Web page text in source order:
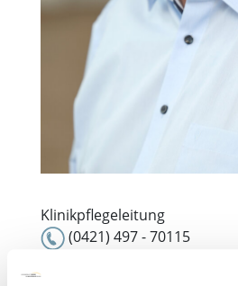
Klinikpflegeleitung
(0421) 497 - 70115